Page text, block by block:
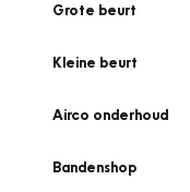
Grote beurt
Kleine beurt
Airco onderhoud
Bandenshop